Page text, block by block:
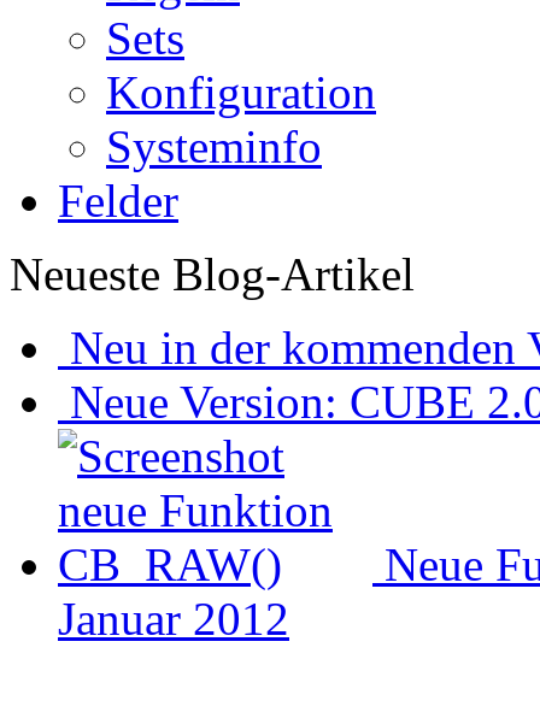
Sets
Konfiguration
Systeminfo
Felder
Neueste Blog-Artikel
Neu in der kommenden
Neue Version: CUBE
Neue
Januar 2012